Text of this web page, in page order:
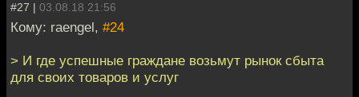
#27 | 03.08.18 21:56
Кому: raengel, #24
> И где успешные граждане возьмут рынок сбыта
для своих товаров и услуг